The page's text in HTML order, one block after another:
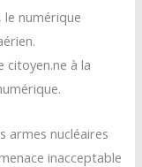
le numérique
citoyen.ne à la
armes nucléaires
inacceptable